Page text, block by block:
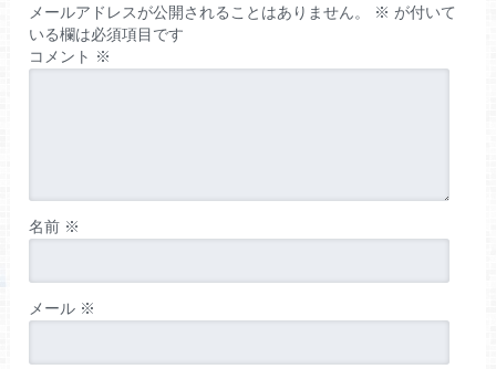
メールアドレスが公開されることはありません。 ※ が付いて
いる欄は必須項目です
コメント ※
名前 ※
メール ※